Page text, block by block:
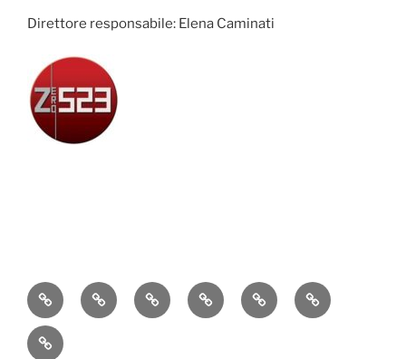
Direttore responsabile: Elena Caminati
AttualitàCronacaPolitica EconomiaCultura Sport
Contatti